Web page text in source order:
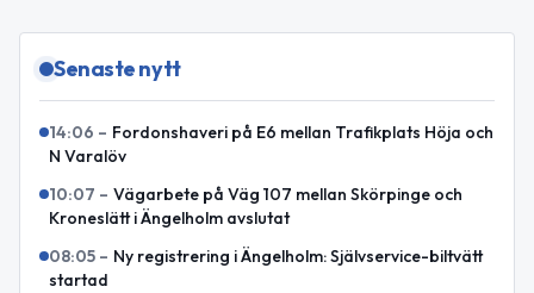
Senaste nytt
14:06 – Fordonshaveri på E6 mellan Trafikplats Höja och
N Varalöv
10:07 – Vägarbete på Väg 107 mellan Skörpinge och
Kroneslätt i Ängelholm avslutat
08:05 – Ny registrering i Ängelholm: Självservice-biltvätt
startad